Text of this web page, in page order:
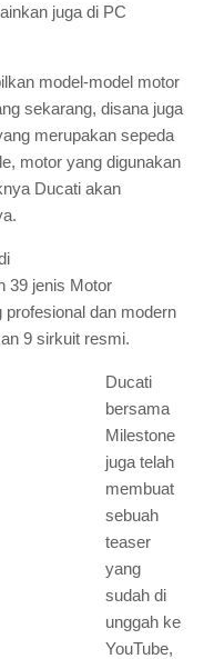
juga di PC
model-model motor
sekarang, disana juga
merupakan sepeda
motor yang digunakan
Ducati akan
39 jenis Motor
profesional dan modern
9 sirkuit resmi.
Ducati
bersama
Milestone
juga telah
membuat
sebuah
teaser
yang
sudah di
unggah ke
YouTube,